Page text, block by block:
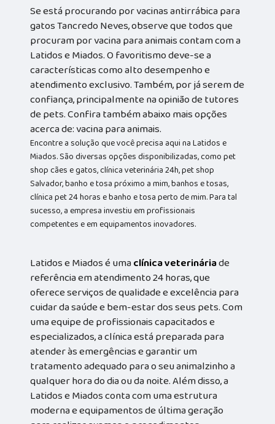
Se está procurando por vacinas antirrábica para
gatos Tancredo Neves, observe que todos que
procuram por vacina para animais contam com a
Latidos e Miados. O favoritismo deve-se a
características como alto desempenho e
atendimento exclusivo. Também, por já serem de
confiança, principalmente na opinião de tutores
de pets. Confira também abaixo mais opções
acerca de: vacina para animais.
Encontre a solução que você precisa aqui na Latidos e
Miados. São diversas opções disponibilizadas, como pet
shop cães e gatos, clínica veterinária 24h, pet shop
Salvador, banho e tosa próximo a mim, banhos e tosas,
clínica pet 24 horas e banho e tosa perto de mim. Para tal
sucesso, a empresa investiu em profissionais
competentes e em equipamentos inovadores.
Latidos e Miados é umaclínica veterináriade
referência em atendimento 24 horas, que
oferece serviços de qualidade e excelência para
cuidar da saúde e bem-estar dos seus pets. Com
uma equipe de profissionais capacitados e
especializados, a clínica está preparada para
atender às emergências e garantir um
tratamento adequado para o seu animalzinho a
qualquer hora do dia ou da noite. Além disso, a
Latidos e Miados conta com uma estrutura
moderna e equipamentos de última geração